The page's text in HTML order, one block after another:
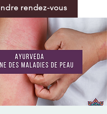
rendez-vous